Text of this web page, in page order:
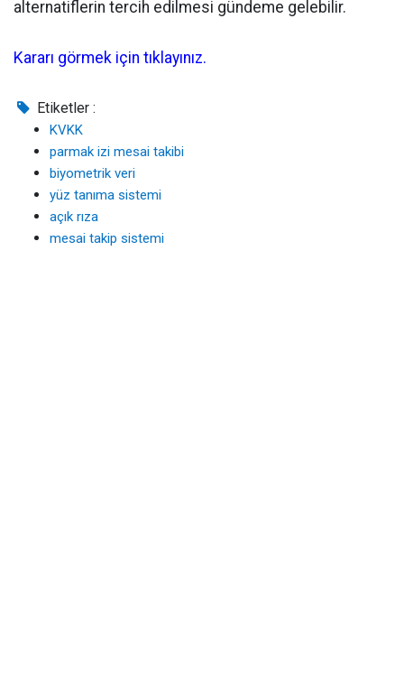
alternatiflerin tercih edilmesi gündeme gelebilir.
Kararı görmek için tıklayınız.
Etiketler :
KVKK
parmak izi mesai takibi
biyometrik veri
yüz tanıma sistemi
açık rıza
mesai takip sistemi